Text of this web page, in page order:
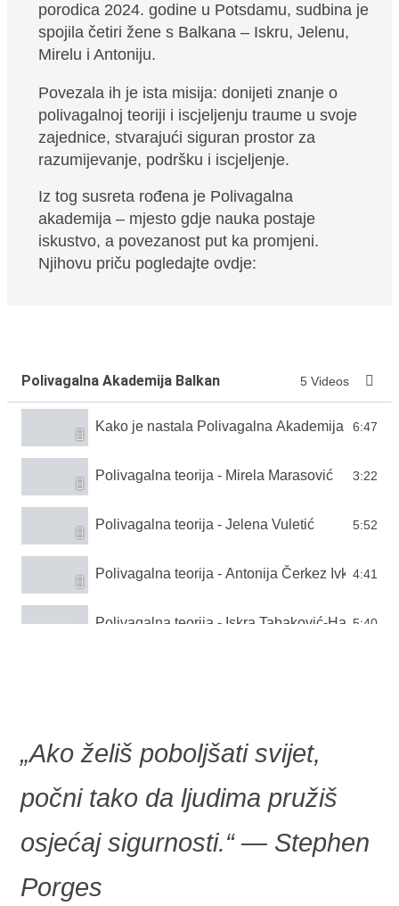
porodica 2024. godine u Potsdamu, sudbina je
spojila četiri žene s Balkana – Iskru, Jelenu,
Mirelu i Antoniju.
Povezala ih je ista misija: donijeti znanje o
polivagalnoj teoriji i iscjeljenju traume u svoje
zajednice, stvarajući siguran prostor za
razumijevanje, podršku i iscjeljenje.
Iz tog susreta rođena je Polivagalna
akademija – mjesto gdje nauka postaje
iskustvo, a povezanost put ka promjeni.
Njihovu priču pogledajte ovdje:
Polivagalna Akademija Balkan 5 Videos
Kako je nastala Polivagalna Akademija Balkan
6:47
Polivagalna teorija - Mirela Marasović 3:22
Polivagalna teorija - Jelena Vuletić 5:52
Polivagalna teorija - Antonija Čerkez Ivković
4:41
Polivagalna teorija - Iskra Tabaković-Hasić5:40
„Ako želiš poboljšati svijet,
počni tako da ljudima pružiš
osjećaj sigurnosti.“ ― Stephen
Porges